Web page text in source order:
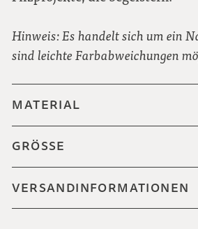
Hinweis: Es handelt sich um ein
sind leichte Farbabweichungen
MATERIAL
GRÖSSE
VERSANDINFORMATIONEN